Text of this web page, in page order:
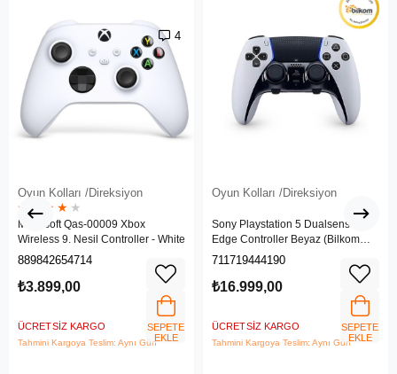
Oyun Kolları /Direksiyon
★ ★ ★ ★ ★
Microsoft Qas-00009 Xbox
Wireless 9. Nesil Controller - White
4
889842654714
₺3.899,00
ÜCRETSIZ KARGO
Tahmini Kargoya Teslim: Aynı Gün
SEPETE
EKLE
Oyun Kolları /Direksiyon
Sony Playstation 5 Dualsense
Edge Controller Beyaz (Bilkom
Garantili)
711719444190
₺16.999,00
ÜCRETSIZ KARGO
Tahmini Kargoya Teslim: Aynı Gün
SEPETE
EKLE